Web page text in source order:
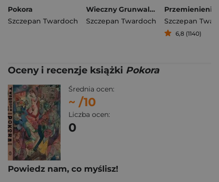
Pokora
Szczepan Twardoch
Wieczny Grunwald wyd. 3
Szczepan Twardoch
Przemienienie
Szczepan
6,8 (1140)
Oceny i recenzje książki Pokora
Średnia ocen:
~ /10
Liczba ocen:
0
Powiedz nam, co myślisz!